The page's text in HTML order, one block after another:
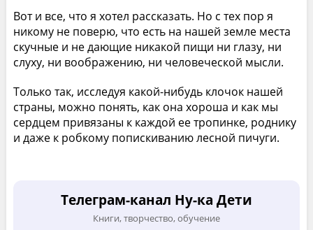
Вот и все, что я хотел рассказать. Но с тех пор я
никому не поверю, что есть на нашей земле места
скучные и не дающие никакой пищи ни глазу, ни
слуху, ни воображению, ни человеческой мысли.
Только так, исследуя какой-нибудь клочок нашей
страны, можно понять, как она хороша и как мы
сердцем привязаны к каждой ее тропинке, роднику
и даже к робкому попискиванию лесной пичуги.
Телеграм-канал Ну-ка Дети
Книги, творчество, обучение